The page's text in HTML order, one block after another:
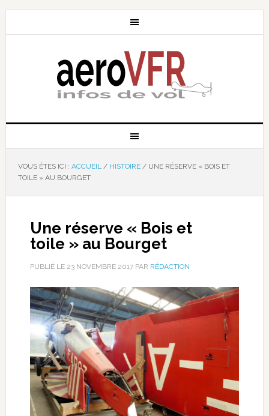
VOUS ÊTES ICI : ACCUEIL / HISTOIRE /UNE RÉSERVE « BOIS ET
TOILE » AU BOURGET
Une réserve « Bois et
toile » au Bourget
PUBLIÉ LE 23 NOVEMBRE 2017PAR RÉDACTION